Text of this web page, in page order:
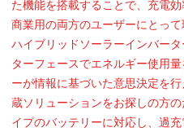
た機能を搭載することで、充電
商業用の両方のユーザーにとっ
ハイブリッドソーラーインバー
ターフェースでエネルギー使用
ーが情報に基づいた意思決定を
蔵ソリューションをお探しの方
イプのバッテリーに対応し、過